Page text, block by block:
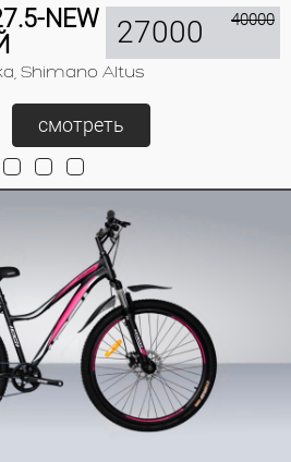
NEW
Shimano Altus
27000 40000
смотреть